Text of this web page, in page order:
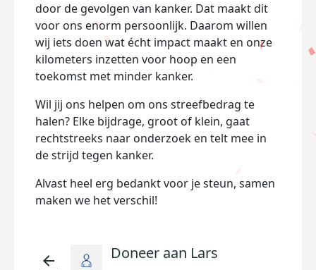
door de gevolgen van kanker. Dat maakt dit
voor ons enorm persoonlijk. Daarom willen
wij iets doen wat écht impact maakt en onze
kilometers inzetten voor hoop en een
toekomst met minder kanker.
Wil jij ons helpen om ons streefbedrag te
halen? Elke bijdrage, groot of klein, gaat
rechtstreeks naar onderzoek en telt mee in
de strijd tegen kanker.
Alvast heel erg bedankt voor je steun, samen
maken we het verschil!
arrow_back Doneer aan Lars